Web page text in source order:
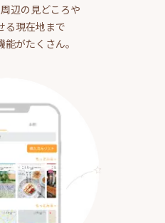
辺の見どころや
る現在地まで
がたくさん。